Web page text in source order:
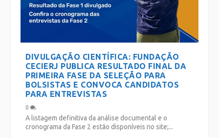
MUSEU CIÊNCIA E VIDA, DA FUNDAÇÃO
CECIERJ, PREPARA...
MUSEU CIÊNCIA E VIDA COMEMORA 16
ANOS DE HISTÓRIA ...
DIVULGAÇÃO CIENTÍFICA: FUNDAÇÃO
CECIERJ PUBLICA RESULTADO FINAL DA
PRIMEIRA FASE DA SELEÇÃO PARA
BOLSISTAS E CONVOCA CANDIDATOS
PARA ENTREVISTAS
0
A listagem definitiva da análise documental e o
cronograma da Fase 2 estão disponíveis no site;...